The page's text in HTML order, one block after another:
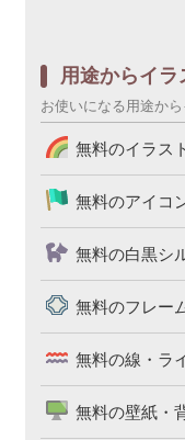
用途からイラ
お使いになる用途か
無料のイラス
無料のアイコ
無料の白黒シ
無料のフレー
無料の線・ラ
無料の壁紙・